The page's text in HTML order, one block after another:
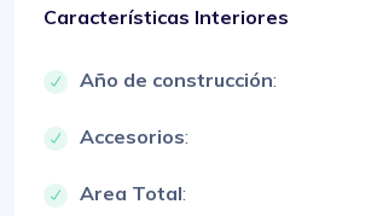
Características Interiores
Año de construcción:
Accesorios:
Area Total: